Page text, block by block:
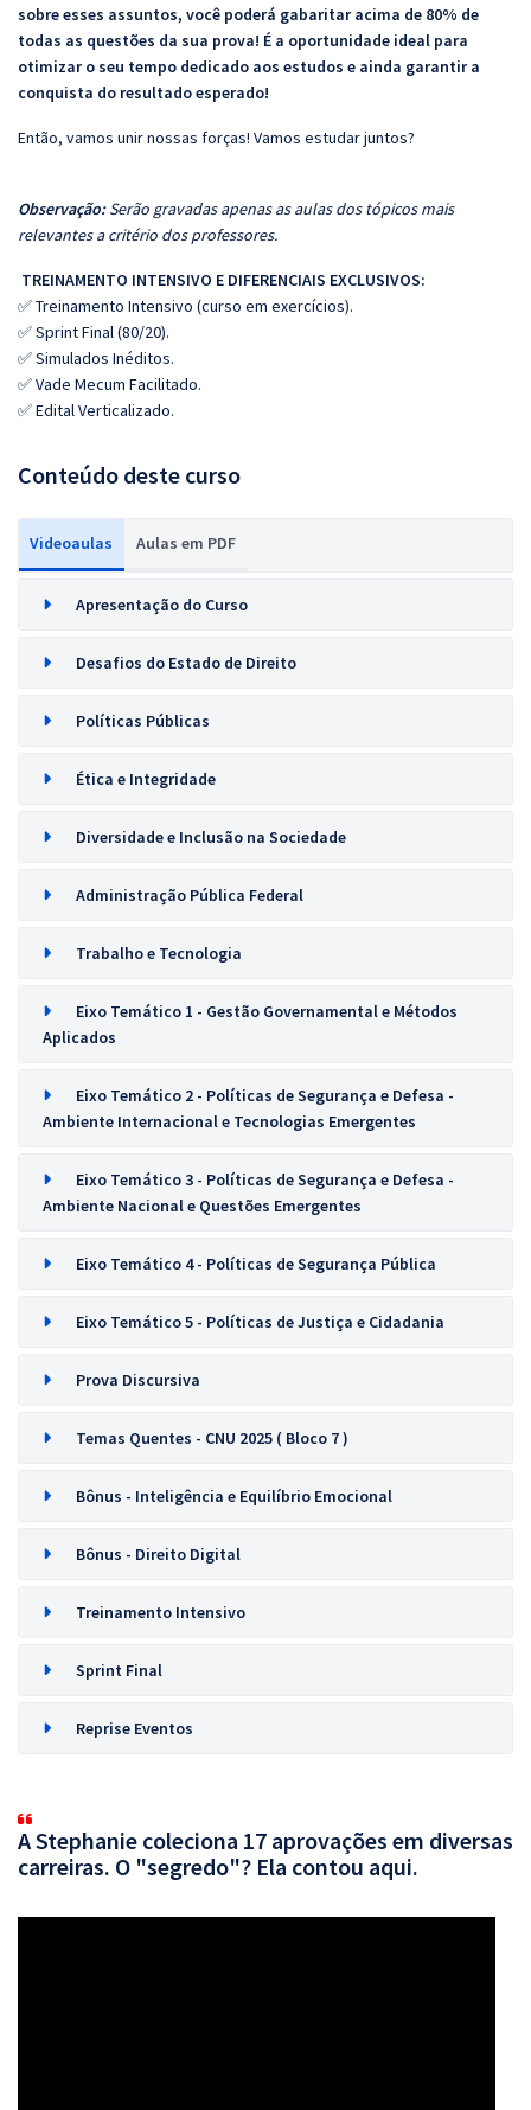
sobre esses assuntos, você poderá gabaritar acima de 80% de
todas as questões da sua prova! É a oportunidade ideal para
otimizar o seu tempo dedicado aos estudos e ainda garantir a
conquista do resultado esperado!
Então, vamos unir nossas forças! Vamos estudar juntos?
Observação:Serão gravadas apenas as aulas dos tópicos mais
relevantes a critério dos professores.
TREINAMENTO INTENSIVO E DIFERENCIAIS EXCLUSIVOS:
✅ Treinamento Intensivo (curso em exercícios).
✅ Sprint Final (80/20).
✅ Simulados Inéditos.
✅ Vade Mecum Facilitado.
✅ Edital Verticalizado.
Conteúdo deste curso
Videoaulas Aulas em PDF
Apresentação do Curso
Desafios do Estado de Direito
Políticas Públicas
Ética e Integridade
Diversidade e Inclusão na Sociedade
Administração Pública Federal
Trabalho e Tecnologia
Eixo Temático 1 - Gestão Governamental e Métodos
Aplicados
Eixo Temático 2 - Políticas de Segurança e Defesa -
Ambiente Internacional e Tecnologias Emergentes
Eixo Temático 3 - Políticas de Segurança e Defesa -
Ambiente Nacional e Questões Emergentes
Eixo Temático 4 - Políticas de Segurança Pública
Eixo Temático 5 - Políticas de Justiça e Cidadania
Prova Discursiva
Temas Quentes - CNU 2025 ( Bloco 7 )
Bônus - Inteligência e Equilíbrio Emocional
Bônus - Direito Digital
Treinamento Intensivo
Sprint Final
Reprise Eventos
A Stephanie coleciona 17 aprovações em diversas
carreiras. O "segredo"? Ela contou aqui.